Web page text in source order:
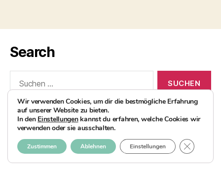
Search
nach:
© 2026AvocadoBanane Foodblog
Impressum
Wir verwenden Cookies, um dir die bestmögliche Erfahrung
auf unserer Website zu bieten.
In den Einstellungenkannst du erfahren, welche Cookies wir
verwenden oder sie ausschalten.
Zustimmen Ablehnen Einstellungen GDPR